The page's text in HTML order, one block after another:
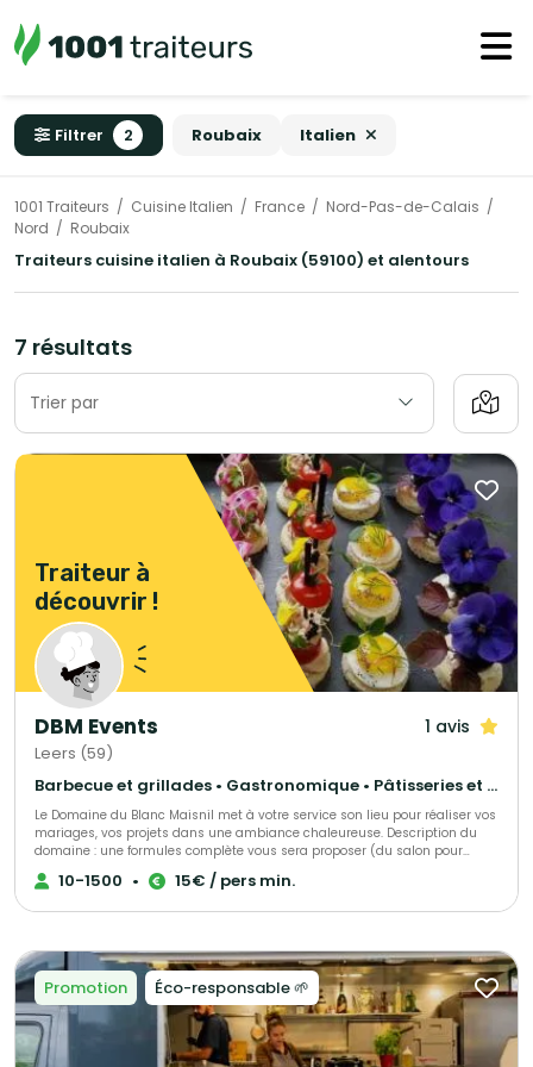
Filtrer 2 Roubaix Italien
1001 Traiteurs Cuisine Italien France
Nord-Pas-de-Calais
Nord
Roubaix
Traiteurs cuisine italien à Roubaix (59100) et alentours
7 résultats
Trier par
Traiteur à
découvrir !
DBM Events 1 avis
Leers (59)
Barbecue et grillades • Gastronomique • Pâtisseries et desserts
Le Domaine du Blanc Maisnil met à votre service son lieu pour réaliser vos
mariages, vos projets dans une ambiance chaleureuse. Description du
domaine : une formules complète vous sera proposer (du salon pour
accueillir vos invités au dancefloor…), un jardin (1200 m², 220 convives
max), une salle plus intimiste (50 convives max), salle fermée (65
10-1500 • 15€ / pers min.
Promotion Éco-responsable 🌱